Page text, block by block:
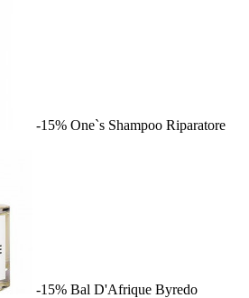
-15% One`s Shampoo Riparatore
-15% Bal D'Afrique Byredo